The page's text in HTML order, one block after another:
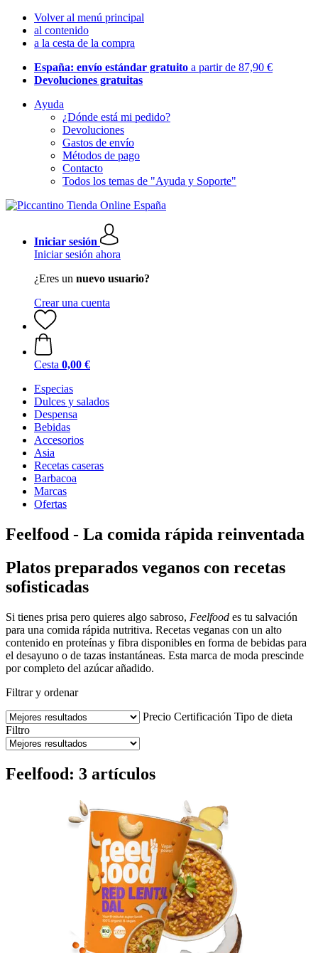
Volver al menú principal
al contenido
a la cesta de la compra
España: envío estándar gratuito a partir de 87,90 €
Devoluciones gratuitas
Ayuda
¿Dónde está mi pedido?
Devoluciones
Gastos de envío
Métodos de pago
Contacto
Todos los temas de "Ayuda y Soporte"
Iniciar sesión
Iniciar sesión ahora
¿Eres un nuevo usuario?
Crear una cuenta
Cesta 0,00 €
Especias
Dulces y salados
Despensa
Bebidas
Accesorios
Asia
Recetas caseras
Barbacoa
Marcas
Ofertas
Feelfood - La comida rápida reinventada
Platos preparados veganos con recetas
sofisticadas
Si tienes prisa pero quieres algo sabroso, Feelfood es tu salvación
para una comida rápida nutritiva. Recetas veganas con un alto
contenido en proteínas y fibra disponibles en forma de bebidas para
el desayuno o de tazas instantáneas. Esta marca de moda prescinde
por completo del azúcar añadido.
Filtrar y ordenar
Precio Certificación Tipo de dieta
Filtro
Feelfood: 3 artículos